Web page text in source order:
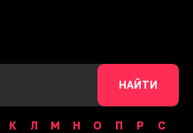
НАЙТИ
К Л М Н О П Р
С